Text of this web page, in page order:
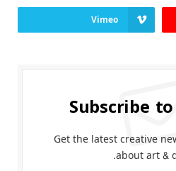
Vimeo
Subscribe
Get the latest creative
about art &